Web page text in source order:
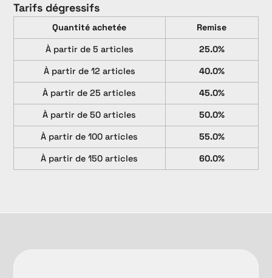
Tarifs dégressifs
Quantité achetée
Remise
À partir de 5 articles
25.0%
À partir de 12 articles
40.0%
À partir de 25 articles
45.0%
À partir de 50 articles
50.0%
À partir de 100 articles
55.0%
À partir de 150 articles
60.0%